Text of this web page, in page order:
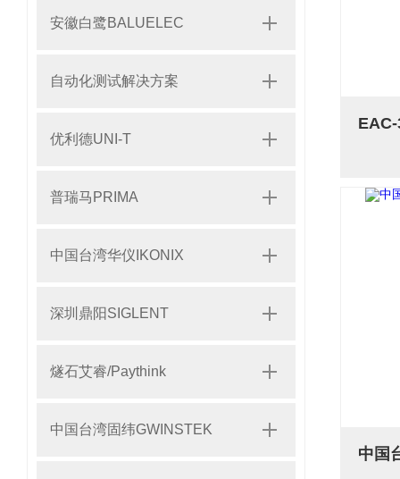
安徽白鹭BALUELEC
自动化测试解决方案
优利德UNI-T
普瑞马PRIMA
中国台湾华仪IKONIX
深圳鼎阳SIGLENT
燧石艾睿/Paythink
中国台湾固纬GWINSTEK